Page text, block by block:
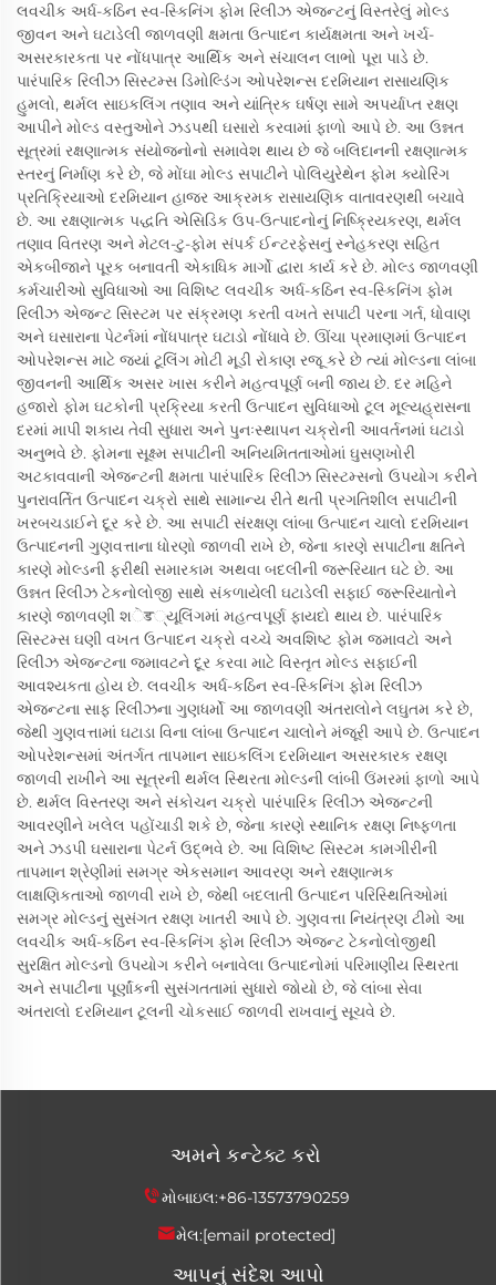
લવચીક અર્ધ-કઠિન સ્વ-સ્કિનિંગ ફોમ રિલીઝ એજન્ટનું વિસ્તરેલું મોલ્ડ
જીવન અને ઘટાડેલી જાળવણી ક્ષમતા ઉત્પાદન કાર્યક્ષમતા અને ખર્ચ-
અસરકારકતા પર નોંધપાત્ર આર્થિક અને સંચાલન લાભો પૂરા પાડે છે.
પારંપારિક રિલીઝ સિસ્ટમ્સ ડિમોલ્ડિંગ ઓપરેશન્સ દરમિયાન રાસાયણિક
હુમલો, થર્મલ સાઇકલિંગ તણાવ અને યાંત્રિક ઘર્ષણ સામે અપર્યાપ્ત રક્ષણ
આપીને મોલ્ડ વસ્તુઓને ઝડપથી ઘસારો કરવામાં ફાળો આપે છે. આ ઉન્નત
સૂત્રમાં રક્ષણાત્મક સંયોજનોનો સમાવેશ થાય છે જે બલિદાનની રક્ષણાત્મક
સ્તરનું નિર્માણ કરે છે, જે મોંઘા મોલ્ડ સપાટીને પોલિયુરેથેન ફોમ ક્યોરિંગ
પ્રતિક્રિયાઓ દરમિયાન હાજર આક્રમક રાસાયણિક વાતાવરણથી બચાવે
છે. આ રક્ષણાત્મક પદ્ધતિ એસિડિક ઉપ-ઉત્પાદનોનું નિષ્ક્રિયકરણ, થર્મલ
તણાવ વિતરણ અને મેટલ-ટુ-ફોમ સંપર્ક ઈન્ટરફેસનું સ્નેહકરણ સહિત
એકબીજાને પૂરક બનાવતી એકાધિક માર્ગો દ્વારા કાર્ય કરે છે. મોલ્ડ જાળવણી
કર્મચારીઓ સુવિધાઓ આ વિશિષ્ટ લવચીક અર્ધ-કઠિન સ્વ-સ્કિનિંગ ફોમ
રિલીઝ એજન્ટ સિસ્ટમ પર સંક્રમણ કરતી વખતે સપાટી પરના ગર્ત, ધોવાણ
અને ઘસારાના પેટર્નમાં નોંધપાત્ર ઘટાડો નોંધાવે છે. ઊંચા પ્રમાણમાં ઉત્પાદન
ઓપરેશન્સ માટે જ્યાં ટૂલિંગ મોટી મૂડી રોકાણ રજૂ કરે છે ત્યાં મોલ્ડના લાંબા
જીવનની આર્થિક અસર ખાસ કરીને મહત્વપૂર્ણ બની જાય છે. દર મહિને
હજારો ફોમ ઘટકોની પ્રક્રિયા કરતી ઉત્પાદન સુવિધાઓ ટૂલ મૂલ્યહ્રાસના
દરમાં માપી શકાય તેવી સુધારા અને પુનઃસ્થાપન ચક્રોની આવર્તનમાં ઘટાડો
અનુભવે છે. ફોમના સૂક્ષ્મ સપાટીની અનિયમિતતાઓમાં ઘુસણખોરી
અટકાવવાની એજન્ટની ક્ષમતા પારંપારિક રિલીઝ સિસ્ટમ્સનો ઉપયોગ કરીને
પુનરાવર્તિત ઉત્પાદન ચક્રો સાથે સામાન્ય રીતે થતી પ્રગતિશીલ સપાટીની
ખરબચડાઈને દૂર કરે છે. આ સપાટી સંરક્ષણ લાંબા ઉત્પાદન ચાલો દરમિયાન
ઉત્પાદનની ગુણવત્તાના ધોરણો જાળવી રાખે છે, જેના કારણે સપાટીના ક્ષતિને
કારણે મોલ્ડની ફરીથી સમારકામ અથવા બદલીની જરૂરિયાત ઘટે છે. આ
ઉન્નત રિલીઝ ટેકનોલોજી સાથે સંકળાયેલી ઘટાડેલી સફાઈ જરૂરિયાતોને
કારણે જાળવણી શेड્યૂલિંગમાં મહત્વપૂર્ણ ફાયદો થાય છે. પારંપારિક
સિસ્ટમ્સ ઘણી વખત ઉત્પાદન ચક્રો વચ્ચે અવશિષ્ટ ફોમ જમાવટો અને
રિલીઝ એજન્ટના જમાવટને દૂર કરવા માટે વિસ્તૃત મોલ્ડ સફાઈની
આવશ્યકતા હોય છે. લવચીક અર્ધ-કઠિન સ્વ-સ્કિનિંગ ફોમ રિલીઝ
એજન્ટના સાફ રિલીઝના ગુણધર્મો આ જાળવણી અંતરાલોને લઘુતમ કરે છે,
જેથી ગુણવત્તામાં ઘટાડા વિના લાંબા ઉત્પાદન ચાલોને મંજૂરી આપે છે. ઉત્પાદન
ઓપરેશન્સમાં અંતર્ગત તાપમાન સાઇકલિંગ દરમિયાન અસરકારક રક્ષણ
જાળવી રાખીને આ સૂત્રની થર્મલ સ્થિરતા મોલ્ડની લાંબી ઉંમરમાં ફાળો આપે
છે. થર્મલ વિસ્તરણ અને સંકોચન ચક્રો પારંપારિક રિલીઝ એજન્ટની
આવરણીને ખલેલ પહોંચાડી શકે છે, જેના કારણે સ્થાનિક રક્ષણ નિષ્ફળતા
અને ઝડપી ઘસારાના પેટર્ન ઉદ્ભવે છે. આ વિશિષ્ટ સિસ્ટમ કામગીરીની
તાપમાન શ્રેણીમાં સમગ્ર એકસમાન આવરણ અને રક્ષણાત્મક
લાક્ષણિકતાઓ જાળવી રાખે છે, જેથી બદલાતી ઉત્પાદન પરિસ્થિતિઓમાં
સમગ્ર મોલ્ડનું સુસંગત રક્ષણ ખાતરી આપે છે. ગુણવત્તા નિયંત્રણ ટીમો આ
લવચીક અર્ધ-કઠિન સ્વ-સ્કિનિંગ ફોમ રિલીઝ એજન્ટ ટેકનોલોજીથી
સુરક્ષિત મોલ્ડનો ઉપયોગ કરીને બનાવેલા ઉત્પાદનોમાં પરિમાણીય સ્થિરતા
અને સપાટીના પૂર્ણાંકની સુસંગતતામાં સુધારો જોયો છે, જે લાંબા સેવા
અંતરાલો દરમિયાન ટૂલની ચોકસાઈ જાળવી રાખવાનું સૂચવે છે.
અમને કન્ટેક્ટ કરો
મોબાઇલ:+86-13573790259
મેલ:[email protected]
આપનું સંદેશ આપો